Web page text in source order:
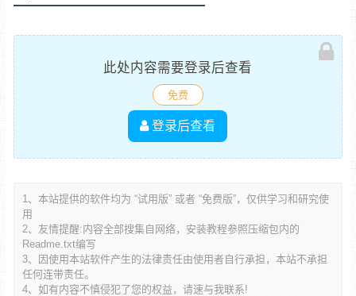
此处内容需要登录后查看
免费
登录后查看
1、本站提供的软件均为 “试用版” 或者 “免费版”，仅供学习和研究使
用
2、友情提醒:内容全部搜集自网络，安装教程参照压缩包内的
Readme.txt编写
3、因使用本站软件产生的法律责任由使用者自行承担，本站不承担
任何连带责任。
4、如有内容不慎侵犯了您的权益，请速与我联系!